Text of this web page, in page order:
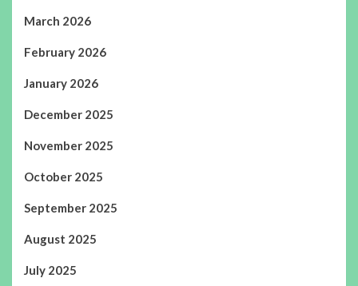
March 2026
February 2026
January 2026
December 2025
November 2025
October 2025
September 2025
August 2025
July 2025